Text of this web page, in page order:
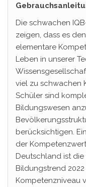
Die schwachen
zeigen, dass es
elementare
Leben in unserer
viel zu schwachen
Schüler sind
Bildungswesen
berücksichtigen. Ein
der
Deutschland ist die
Bildungstrend
Kompetenzniveau